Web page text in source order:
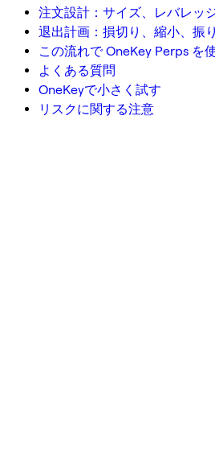
注文設計：サイズ、レバレッ
退出計画：損切り、縮小、振
この流れで OneKey Perps を
よくある質問
OneKeyで小さく試す
リスクに関する注意